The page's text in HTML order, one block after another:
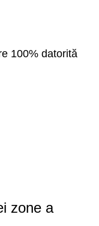
100% datorită
zone a